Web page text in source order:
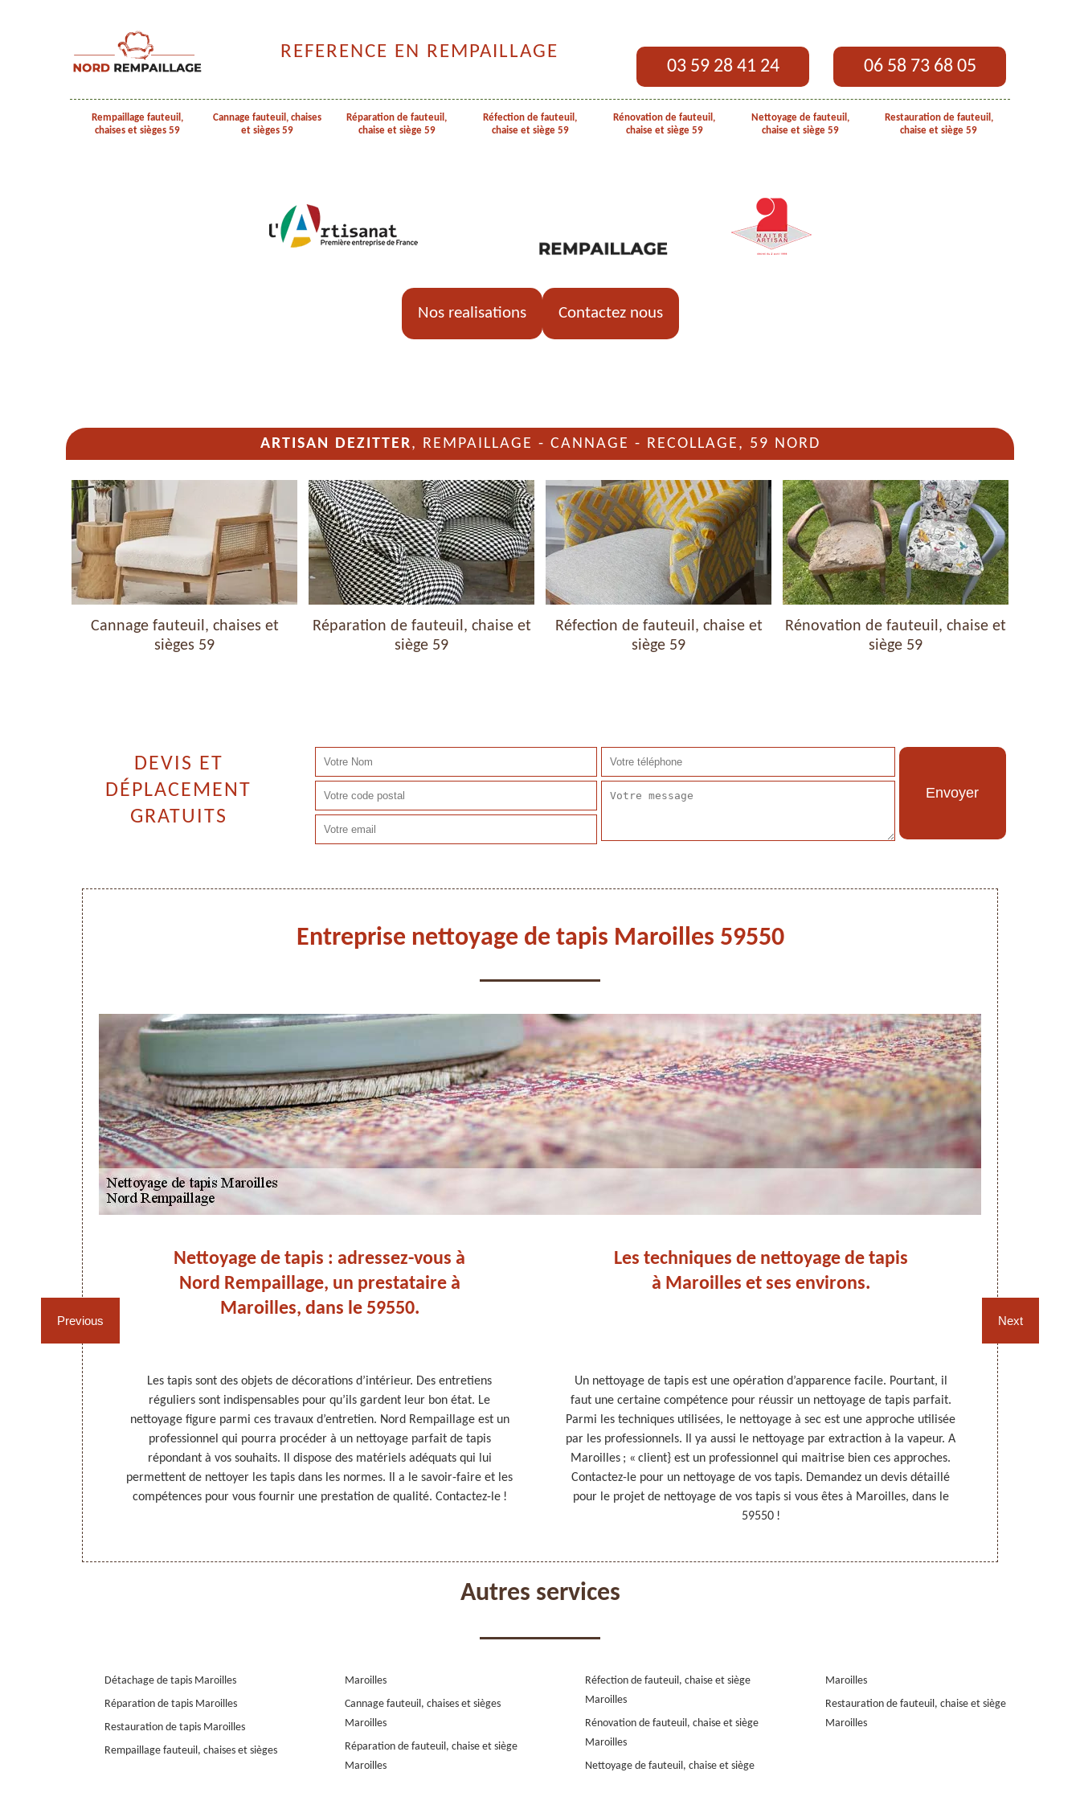
REFERENCE EN REMPAILLAGE
03 59 28 41 24 06 58 73 68 05
Rempaillage fauteuil,
chaises et sièges 59
Cannage fauteuil, chaises
et sièges 59
Réparation de fauteuil,
chaise et siège 59
Réfection de fauteuil,
chaise et siège 59
Rénovation de fauteuil,
chaise et siège 59
Nettoyage de fauteuil,
chaise et siège 59
Restauration de fauteuil,
chaise et siège 59
Nos realisations Contactez nous
ARTISAN DEZITTER, REMPAILLAGE - CANNAGE - RECOLLAGE, 59 NORD
Cannage fauteuil, chaises et
sièges 59
Réparation de fauteuil, chaise et
siège 59
Réfection de fauteuil, chaise et
siège 59
Rénovation de fauteuil, chaise et
siège 59
DEVIS ET
DÉPLACEMENT
GRATUITS
Entreprise nettoyage de tapis Maroilles 59550
Previous
Nettoyage de tapis : adressez-vous à
Nord Rempaillage, un prestataire à
Maroilles, dans le 59550.
Les tapis sont des objets de décorations d’intérieur. Des entretiens
réguliers sont indispensables pour qu’ils gardent leur bon état. Le
nettoyage figure parmi ces travaux d’entretien. Nord Rempaillage est un
professionnel qui pourra procéder à un nettoyage parfait de tapis
répondant à vos souhaits. Il dispose des matériels adéquats qui lui
permettent de nettoyer les tapis dans les normes. Il a le savoir-faire et les
compétences pour vous fournir une prestation de qualité. Contactez-le !
Les techniques de nettoyage de tapis
à Maroilles et ses environs.
Un nettoyage de tapis est une opération d’apparence facile. Pourtant, il
faut une certaine compétence pour réussir un nettoyage de tapis parfait.
Parmi les techniques utilisées, le nettoyage à sec est une approche utilisée
par les professionnels. Il ya aussi le nettoyage par extraction à la vapeur. A
Maroilles ; « client} est un professionnel qui maitrise bien ces approches.
Contactez-le pour un nettoyage de vos tapis. Demandez un devis détaillé
pour le projet de nettoyage de vos tapis si vous êtes à Maroilles, dans le
59550 !
Next
Autres services
Détachage de tapis Maroilles
Réparation de tapis Maroilles
Restauration de tapis Maroilles
Rempaillage fauteuil, chaises et sièges
Maroilles
Cannage fauteuil, chaises et sièges
Maroilles
Réparation de fauteuil, chaise et siège
Maroilles
Réfection de fauteuil, chaise et siège
Maroilles
Rénovation de fauteuil, chaise et siège
Maroilles
Nettoyage de fauteuil, chaise et siège
Maroilles
Restauration de fauteuil, chaise et siège
Maroilles